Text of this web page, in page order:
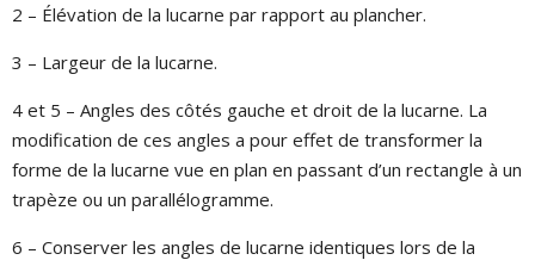
2 – Élévation de la lucarne par rapport au plancher.
3 – Largeur de la lucarne.
4 et 5 – Angles des côtés gauche et droit de la lucarne. La
modification de ces angles a pour effet de transformer la
forme de la lucarne vue en plan en passant d’un rectangle à un
trapèze ou un parallélogramme.
6 – Conserver les angles de lucarne identiques lors de la